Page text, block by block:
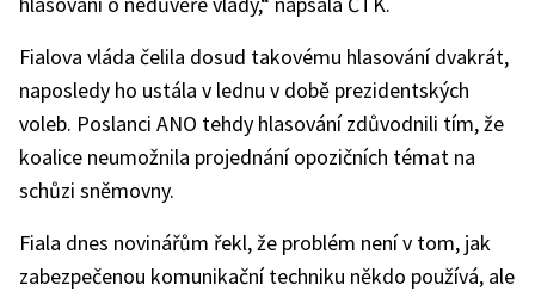
Fialova vláda čelila dosud takovému hlasování dvakrát,
naposledy ho ustála v lednu v době prezidentských
voleb. Poslanci ANO tehdy hlasování zdůvodnili tím, že
koalice neumožnila projednání opozičních témat na
schůzi sněmovny.
Fiala dnes novinářům řekl, že problém není v tom, jak
zabezpečenou komunikační techniku někdo používá, ale